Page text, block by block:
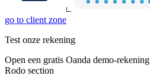
go to client zone
Test onze rekening
Open een gratis Oanda demo-rekening
Rodo section